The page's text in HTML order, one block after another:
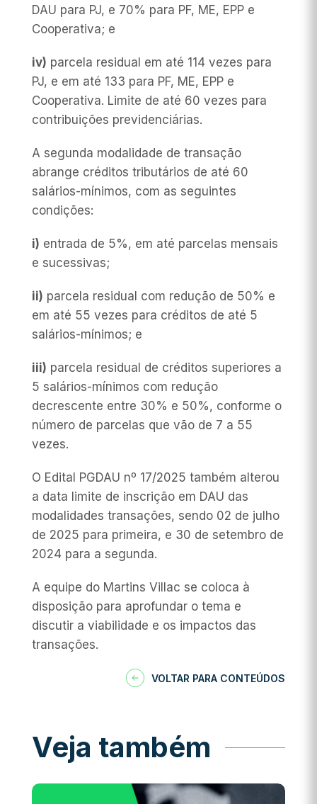
DAU para PJ, e 70% para PF, ME, EPP e
Cooperativa; e
iv) parcela residual em até 114 vezes para
PJ, e em até 133 para PF, ME, EPP e
Cooperativa. Limite de até 60 vezes para
contribuições previdenciárias.
A segunda modalidade de transação
abrange créditos tributários de até 60
salários-mínimos, com as seguintes
condições:
i) entrada de 5%, em até parcelas mensais
e sucessivas;
ii) parcela residual com redução de 50% e
em até 55 vezes para créditos de até 5
salários-mínimos; e
iii) parcela residual de créditos superiores a
5 salários-mínimos com redução
decrescente entre 30% e 50%, conforme o
número de parcelas que vão de 7 a 55
vezes.
O Edital PGDAU nº 17/2025 também alterou
a data limite de inscrição em DAU das
modalidades transações, sendo 02 de julho
de 2025 para primeira, e 30 de setembro de
2024 para a segunda.
A equipe do Martins Villac se coloca à
disposição para aprofundar o tema e
discutir a viabilidade e os impactos das
transações.
VOLTAR PARA CONTEÚDOS
Veja também